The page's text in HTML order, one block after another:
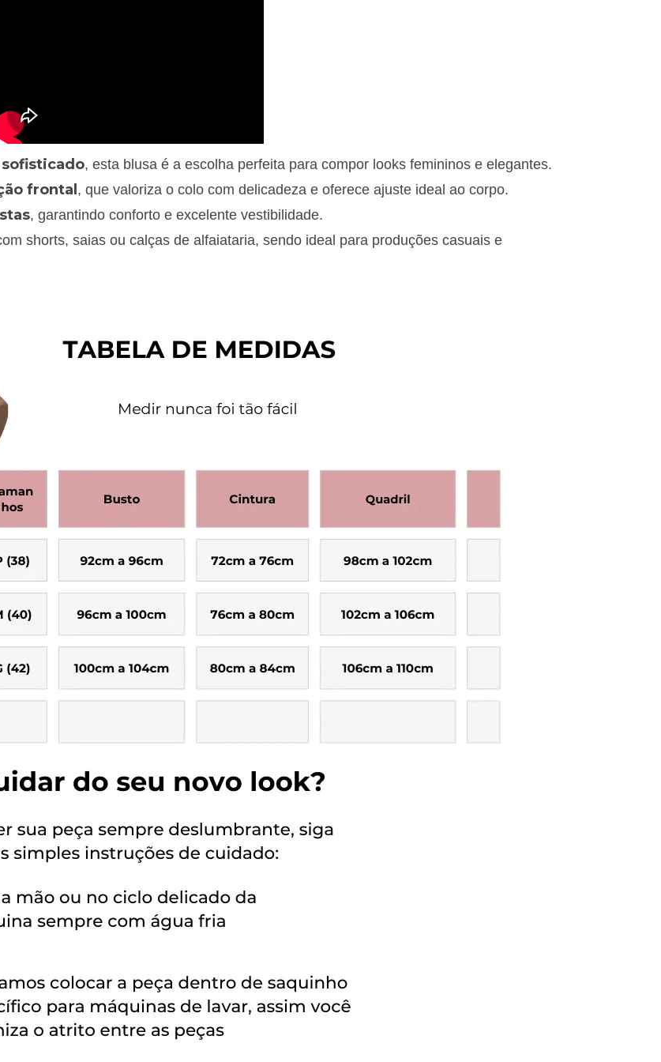
, esta blusa é a escolha perfeita para compor looks femininos e elegantes.
frontal , que valoriza o colo com delicadeza e oferece ajuste ideal ao corpo.
, garantindo conforto e excelente vestibilidade.
shorts, saias ou calças de alfaiataria, sendo ideal para produções casuais e